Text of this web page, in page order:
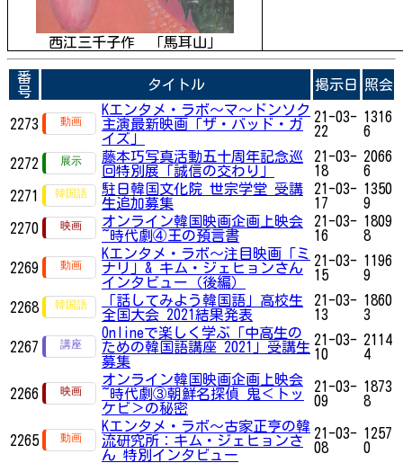
西江三千子作 「馬耳山」
番
号
タイトル 掲示日 照会
2273
Kエンタメ・ラボ～マ〜ドンソク
主演最新映画「ザ・バッド・ガ
イズ」
21-03-
22
1316
6
2272
藤本巧写真活動五十周年記念巡
回特別展「誠信の交わり」
21-03-
18
2066
6
2271
駐日韓国文化院 世宗学堂 受講
生追加募集
21-03-
17
1350
9
2270
オンライン韓国映画企画上映会
~時代劇④王の預言書
21-03-
16
1809
8
2269
Kエンタメ・ラボ～注目映画「ミ
ナリ」& キム・ジェヒョンさん
インタビュー（後編）
21-03-
15
1196
9
2268
「話してみよう韓国語」高校生
全国大会 2021結果発表
21-03-
13
1860
3
2267
Onlineで楽しく学ぶ「中高生の
ための韓国語講座 2021」受講生
募集
21-03-
10
2114
4
2266
オンライン韓国映画企画上映会
~時代劇③朝鮮名探偵 鬼＜トッ
ケビ＞の秘密
21-03-
09
1873
8
2265
Kエンタメ・ラボ～古家正亨の韓
流研究所：キム・ジェヒョンさ
ん 特別インタビュー
21-03-
08
1257
0